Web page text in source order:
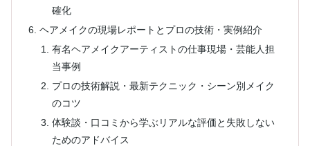
確化
ヘアメイクの現場レポートとプロの技術・実例紹介
有名ヘアメイクアーティストの仕事現場・芸能人担
当事例
プロの技術解説・最新テクニック・シーン別メイク
のコツ
体験談・口コミから学ぶリアルな評価と失敗しない
ためのアドバイス